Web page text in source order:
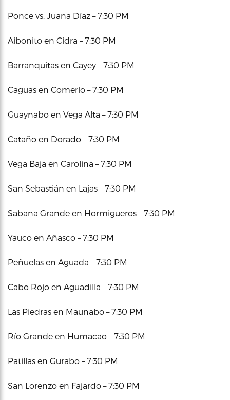
Ponce vs. Juana Díaz – 7:30 PM
Aibonito en Cidra – 7:30 PM
Barranquitas en Cayey – 7:30 PM
Caguas en Comerío – 7:30 PM
Guaynabo en Vega Alta – 7:30 PM
Cataño en Dorado – 7:30 PM
Vega Baja en Carolina – 7:30 PM
San Sebastián en Lajas – 7:30 PM
Sabana Grande en Hormigueros – 7:30 PM
Yauco en Añasco – 7:30 PM
Peñuelas en Aguada – 7:30 PM
Cabo Rojo en Aguadilla – 7:30 PM
Las Piedras en Maunabo – 7:30 PM
Río Grande en Humacao – 7:30 PM
Patillas en Gurabo – 7:30 PM
San Lorenzo en Fajardo – 7:30 PM